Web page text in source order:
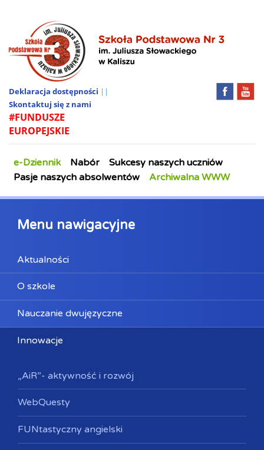
Deklaracja dostępności ||
Skontaktuj się z nami
#FUNDUSZE
EUROPEJSKIE
e-Dziennik Nabór
Sukcesy naszych uczniów
Pasje naszych absolwentów
Archiwalna WWW
Menu nawigacyjne
Aktualności
O szkole
Nauczanie dwujęzyczne
Innowacje
„AiR”- aktywność i rozwój
WebQuesty
FUNtastyczny angielski